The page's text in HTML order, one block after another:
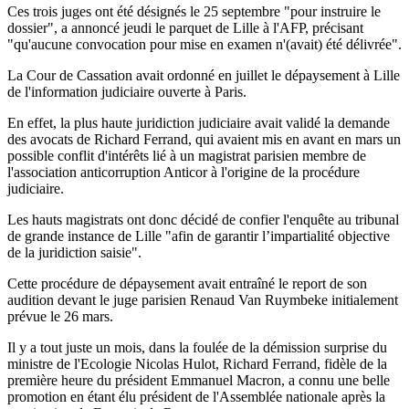
Ces trois juges ont été désignés le 25 septembre "pour instruire le
dossier", a annoncé jeudi le parquet de Lille à l'AFP, précisant
"qu'aucune convocation pour mise en examen n'(avait) été délivrée".
La Cour de Cassation avait ordonné en juillet le dépaysement à Lille
de l'information judiciaire ouverte à Paris.
En effet, la plus haute juridiction judiciaire avait validé la demande
des avocats de Richard Ferrand, qui avaient mis en avant en mars un
possible conflit d'intérêts lié à un magistrat parisien membre de
l'association anticorruption Anticor à l'origine de la procédure
judiciaire.
Les hauts magistrats ont donc décidé de confier l'enquête au tribunal
de grande instance de Lille "afin de garantir l’impartialité objective
de la juridiction saisie".
Cette procédure de dépaysement avait entraîné le report de son
audition devant le juge parisien Renaud Van Ruymbeke initialement
prévue le 26 mars.
Il y a tout juste un mois, dans la foulée de la démission surprise du
ministre de l'Ecologie Nicolas Hulot, Richard Ferrand, fidèle de la
première heure du président Emmanuel Macron, a connu une belle
promotion en étant élu président de l'Assemblée nationale après la